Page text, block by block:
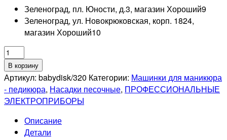
Зеленоград, пл. Юности, д.3, магазин Хороший9
Зеленоград, ул. Новокрюковская, корп. 1824,
магазин Хороший10
Количество
товара
SMART
Файлы
диск
черный-
абразивность
В корзину
Артикул: babydisk/320 Категории: Машинки для маникюра
- педикюра, Насадки песочные, ПРОФЕССИОНАЛЬНЫЕ
ЭЛЕКТРОПРИБОРЫ
Описание
Детали